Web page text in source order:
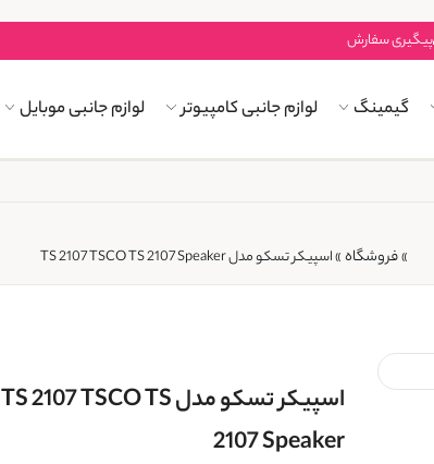
پیگیری سفارش
گیمینگ لوازم جانبی کامپیوتر لوازم جانبی موبایل
»فروشگاه»اسپیکر تسکو مدل TS 2107 TSCO TS 2107 Speaker
اسپیکر تسکو مدل TS 2107 TSCO TS
2107 Speaker